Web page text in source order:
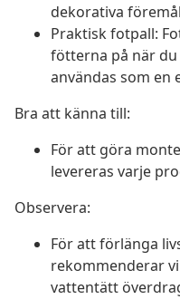
dekorativa
Praktisk fotpall:
fötterna på när du
användas som en
Bra att känna till:
För att göra
levereras varje
Observera:
För att förlänga
rekommenderar
vattentätt